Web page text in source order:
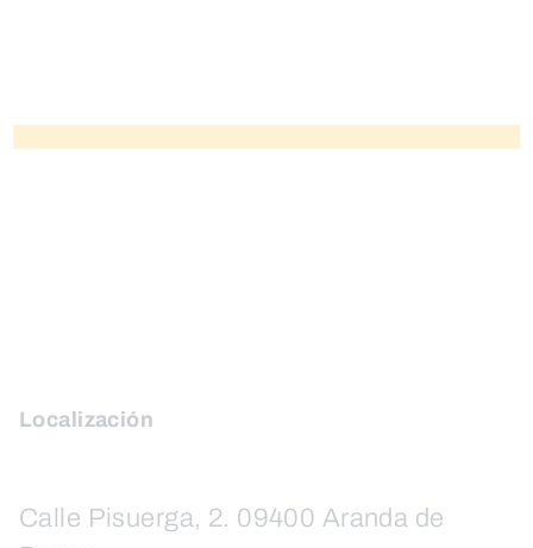
Localización
Calle Pisuerga, 2. 09400 Aranda de